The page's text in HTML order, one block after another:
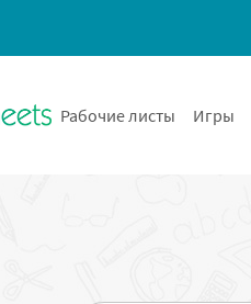
Рабочие листы Игры